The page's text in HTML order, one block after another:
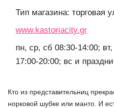
Тип магазина: торговая
www.kastoriacity.gr
пн, ср, сб 08:30-14:00;
17:00-20:00; вс и
Кто из представительниц
норковой шубке или манто. И